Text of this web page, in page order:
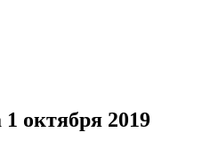
октября 2019